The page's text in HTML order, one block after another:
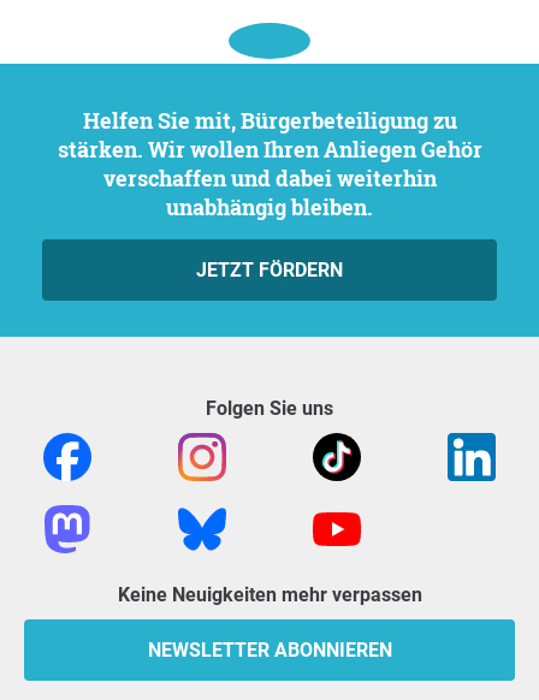
Helfen Sie mit, Bürgerbeteiligung zu
stärken. Wir wollen Ihren Anliegen Gehör
verschaffen und dabei weiterhin
unabhängig bleiben.
JETZT FÖRDERN
Folgen Sie uns
Keine Neuigkeiten mehr verpassen
NEWSLETTER ABONNIEREN